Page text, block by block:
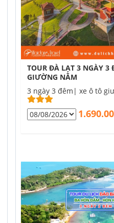
TOUR ĐÀ LẠT 3 NGÀY 3
GIƯỜNG NẰM
3 ngày 3 đêm| xe ô tô